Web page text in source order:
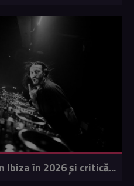
Ibiza în 2026 și critică...